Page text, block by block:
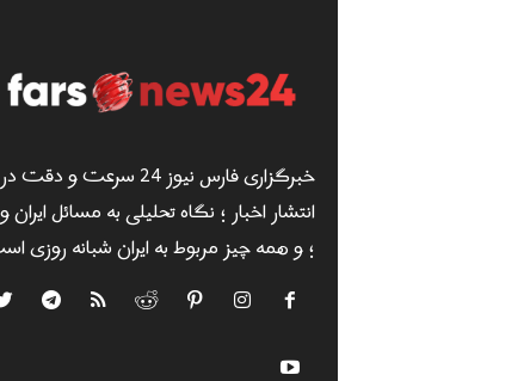
خبرگزاری فارس نیوز 24 سرعت و دقت در
انتشار اخبار ؛ نگاه تحلیلی به مسائل
؛ و همه چیز مربوط به ایران شبانه روزی